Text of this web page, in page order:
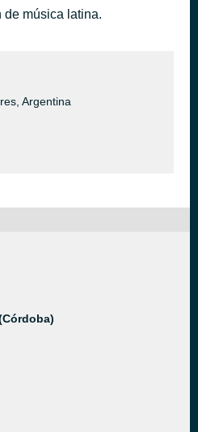
música latina.
Argentina